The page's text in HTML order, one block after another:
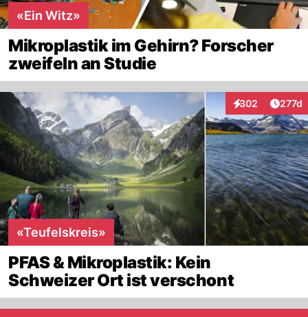
«Ein Witz»
Mikroplastik im Gehirn? Forscher
zweifeln an Studie
302
Interaktionen277d
«Teufelskreis»
PFAS & Mikroplastik: Kein
Schweizer Ort ist verschont